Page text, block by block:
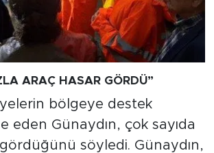
ARAÇ HASAR GÖRDÜ”
bölgeye destek
eden Günaydın, çok sayıda
söyledi. Günaydın,